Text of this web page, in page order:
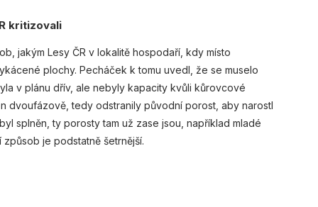
kritizovali
jakým Lesy ČR v lokalitě hospodaří, kdy místo
plochy. Pecháček k tomu uvedl, že se muselo
v plánu dřív, ale nebyly kapacity kvůli kůrovcové
dvoufázově, tedy odstranily původní porost, aby narostl
splněn, ty porosty tam už zase jsou, například mladé
je podstatně šetrnější.